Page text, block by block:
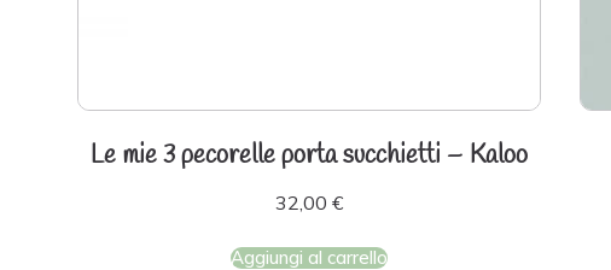
Le mie 3 pecorelle porta succhietti – Kaloo
32,00 €
Aggiungi al carrello